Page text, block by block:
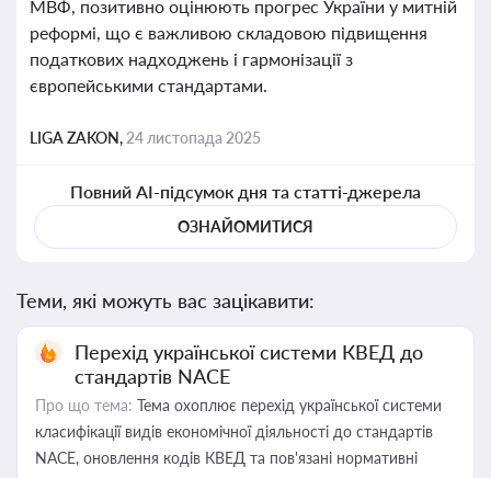
МВФ, позитивно оцінюють прогрес України у митній
реформі, що є важливою складовою підвищення
податкових надходжень і гармонізації з
європейськими стандартами.
LIGA ZAKON, 24 листопада 2025
Повний AI-підсумок дня та статті-джерела
ОЗНАЙОМИТИСЯ
Теми, які можуть вас зацікавити:
Перехід української системи КВЕД до
стандартів NACE
Про що тема: Тема охоплює перехід української системи
класифікації видів економічної діяльності до стандартів
NACE, оновлення кодів КВЕД та пов'язані нормативні